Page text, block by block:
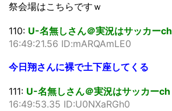
祭会場はこちらですｗ
110: U-名無しさん＠実況はサッカーch
16:49:21.56 ID:mARQAmLE0
今日翔さんに裸で土下座してくる
111: U-名無しさん＠実況はサッカーch
16:49:53.35 ID:U0NXaRGh0